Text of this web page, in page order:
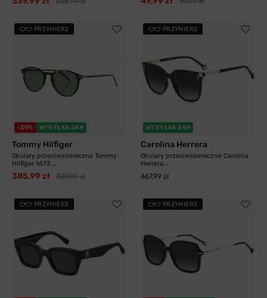
PRZYMIERZ
-29% WYSYŁKA 24H
Tommy Hilfiger
Okulary przeciwsłoneczne Tommy
Hilfiger 1673...
385,99 zł 539,99 zł
PRZYMIERZ
WYSYŁKA 24H
Carolina Herrera
Okulary przeciwsłoneczne Carolina
Herrera...
467,99 zł
PRZYMIERZ PRZYMIERZ